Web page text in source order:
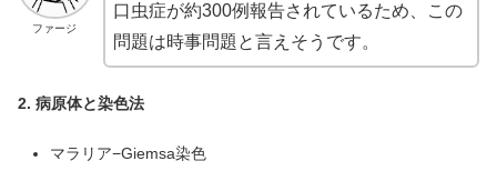
ファージ
口虫症が約300例報告されているため、この
問題は時事問題と言えそうです。
2. 病原体と染色法
マラリア−Giemsa染色